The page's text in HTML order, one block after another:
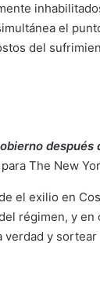
el
del
The New
el exilio en
régimen, y en
y